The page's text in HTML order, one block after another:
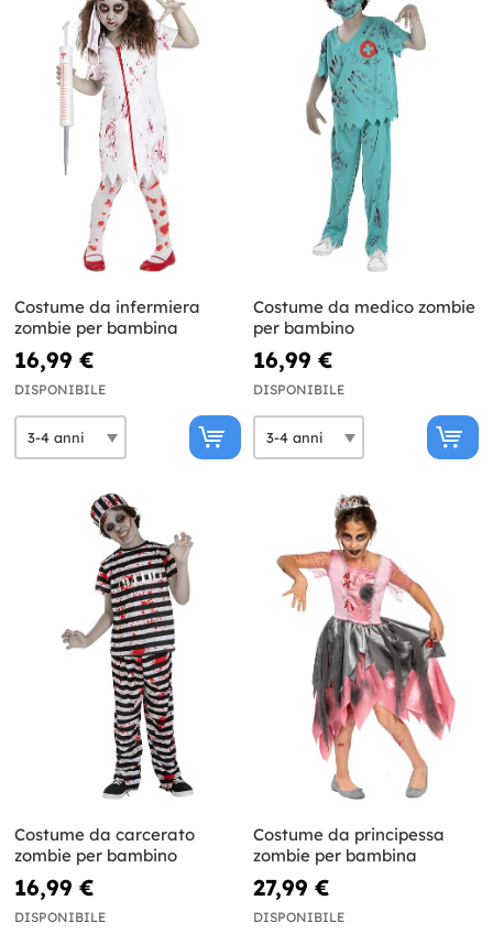
Costume da infermiera
zombie per bambina
16,99 €
DISPONIBILE
Costume da medico zombie
per bambino
16,99 €
DISPONIBILE
Costume da carcerato
zombie per bambino
16,99 €
DISPONIBILE
Costume da principessa
zombie per bambina
27,99 €
DISPONIBILE